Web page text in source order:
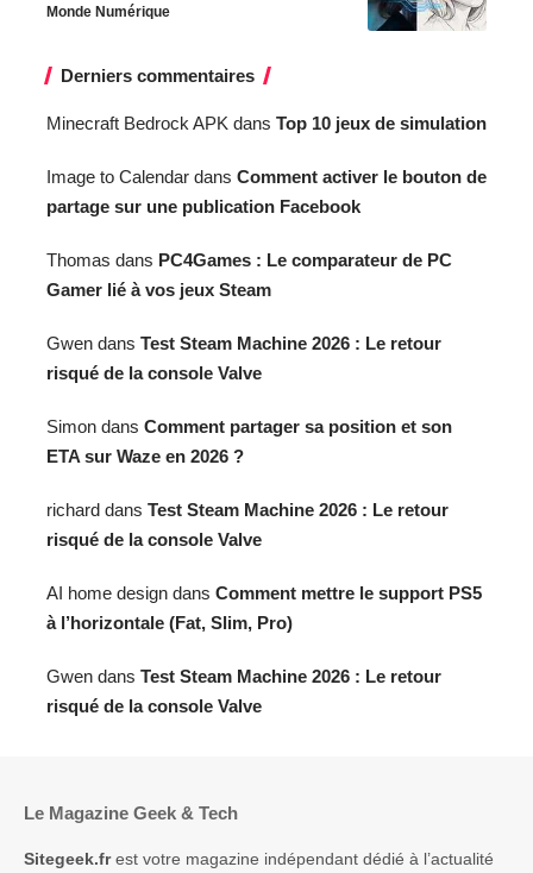
Monde Numérique
Derniers commentaires
Minecraft Bedrock APK dans Top 10 jeux de simulation
Image to Calendar dans Comment activer le bouton de
partage sur une publication Facebook
Thomas dans PC4Games : Le comparateur de PC
Gamer lié à vos jeux Steam
Gwen dans Test Steam Machine 2026 : Le retour
risqué de la console Valve
Simon dans Comment partager sa position et son
ETA sur Waze en 2026 ?
richard dans Test Steam Machine 2026 : Le retour
risqué de la console Valve
AI home design dans Comment mettre le support PS5
à l’horizontale (Fat, Slim, Pro)
Gwen dans Test Steam Machine 2026 : Le retour
risqué de la console Valve
Le Magazine Geek & Tech
Sitegeek.frest votre magazine indépendant dédié à l’actualité